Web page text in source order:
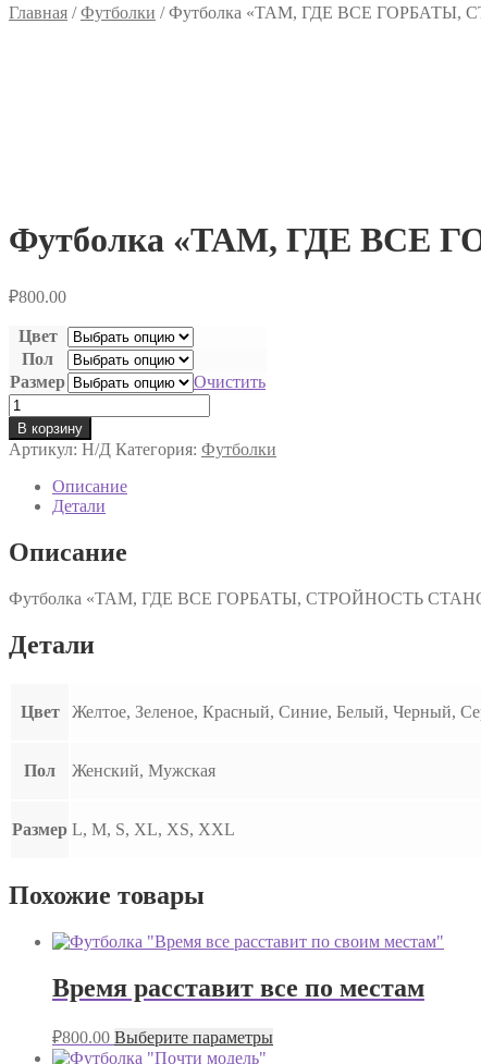
Главная /Футболки /Футболка «ТАМ, ГДЕ ВСЕ
Футболка «ТАМ, ГДЕ
₽800.00
Цвет
Пол
Размер
Очистить
Количество
товара
Футболка
"ТАМ,
ГДЕ
ВСЕ
ГОРБАТЫ,
СТРОЙНОСТЬ
СТАНОВИТСЯ
В корзину
Артикул: Н/Д Категория: Футболки
Описание
Детали
Описание
Футболка «ТАМ, ГДЕ ВСЕ ГОРБАТЫ, СТРОЙНОСТЬ
Детали
Цвет Желтое, Зеленое, Красный, Синие, Белый, Черный,
Пол Женский, Мужская
Размер L, M, S, XL, XS, XXL
Похожие товары
Время расставит все по местам
₽800.00 Выберите параметры